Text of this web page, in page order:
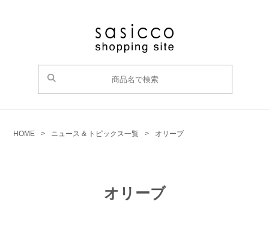
HOME > ニュース & トピックス一覧 > オリーブ
オリーブ